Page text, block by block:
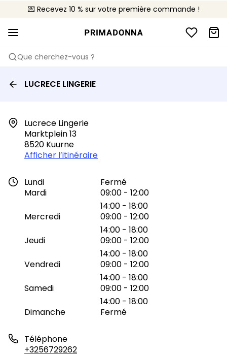
💌 Recevez 10 % sur votre première commande !
🚚 Livraison gratuite à partir de 90€
📦 Retours gratuits
Que cherchez-vous ?
LUCRECE LINGERIE
Lucrece Lingerie
Marktplein 13
8520 Kuurne
Afficher l’itinéraire
Lundi
Fermé
Mardi
09:00 - 12:00
14:00 - 18:00
Mercredi
09:00 - 12:00
14:00 - 18:00
Jeudi
09:00 - 12:00
14:00 - 18:00
Vendredi
09:00 - 12:00
14:00 - 18:00
Samedi
09:00 - 12:00
14:00 - 18:00
Dimanche
Fermé
Téléphone
+3256729262